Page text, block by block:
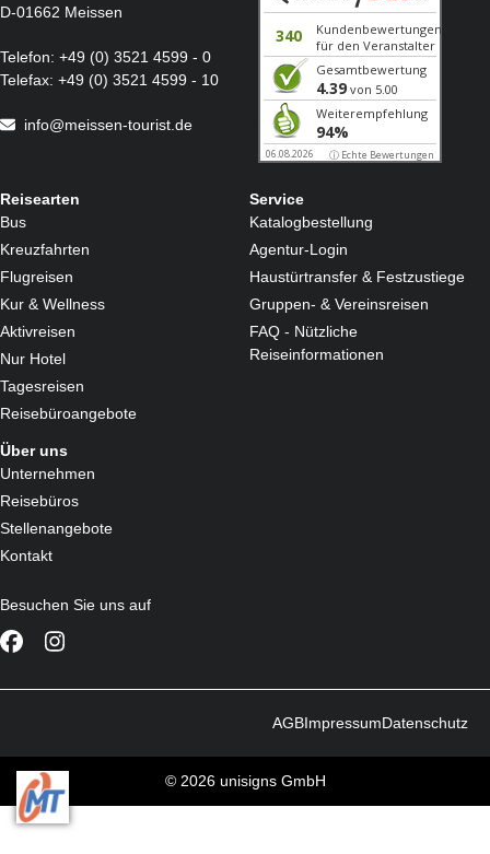
D-01662 Meissen
Telefon: +49 (0) 3521 4599 - 0
Telefax: +49 (0) 3521 4599 - 10
info@meissen-tourist.de
Reisearten
Bus
Kreuzfahrten
Flugreisen
Kur & Wellness
Aktivreisen
Nur Hotel
Tagesreisen
Reisebüroangebote
Service
Katalogbestellung
Agentur-Login
Haustürtransfer & Festzustiege
Gruppen- & Vereinsreisen
FAQ - Nützliche
Reiseinformationen
Über uns
Unternehmen
Reisebüros
Stellenangebote
Kontakt
Besuchen Sie uns auf
AGBImpressumDatenschutz
© 2026 unisigns GmbH